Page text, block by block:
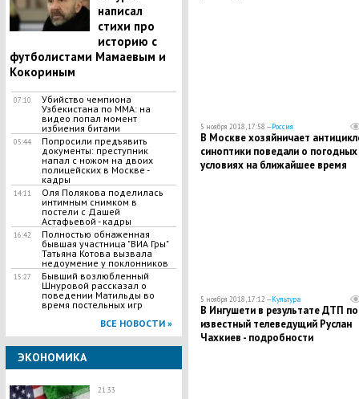
написал
стихи про
историю с
футболистами Мамаевым и
Кокориным
07:10
Убийство чемпиона
Узбекистана по MMA: на
видео попал момент
избиения битами
05:44
Попросили предъявить
документы: преступник
напал с ножом на двоих
полицейских в Москве -
кадры
14:11
Оля Полякова поделилась
интимным снимком в
постели с Дашей
Астафьевой - кадры
16:42
Полностью обнаженная
бывшая участница "ВИА Гры"
Татьяна Котова вызвала
недоумение у поклонников
15:27
Бывший возлюбленный
Шнуровой рассказал о
поведении Матильды во
время постельных игр
ВСЕ НОВОСТИ »
ЭКОНОМИКА
21:33
5 ноября 2018, 17:58 —Россия
​В Москве хозяйничает
синоптики поведали о погодных
условиях на ближайшее время
5 ноября 2018, 17:12 —Культура
В Ингушети в результате ДТП
известный телеведущий Руслан
Чахкиев - подробности